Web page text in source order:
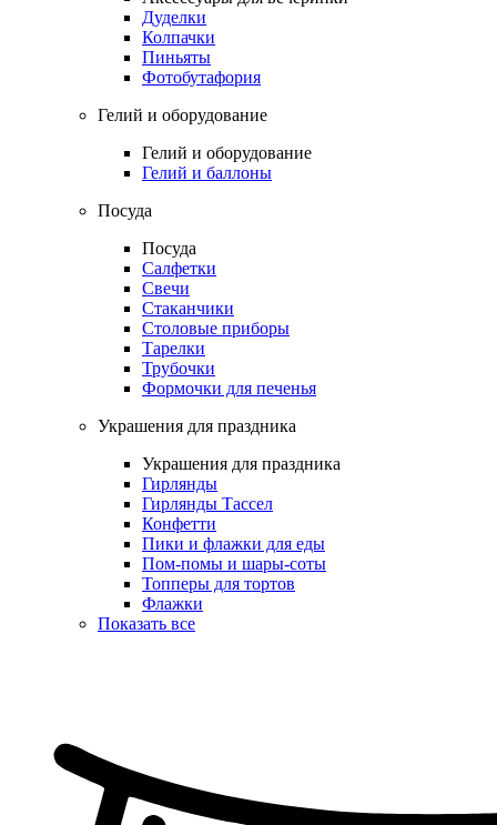
Дуделки
Колпачки
Пиньяты
Фотобутафория
Гелий и оборудование
Гелий и оборудование
Гелий и баллоны
Посуда
Посуда
Салфетки
Свечи
Стаканчики
Столовые приборы
Тарелки
Трубочки
Формочки для печенья
Украшения для праздника
Украшения для праздника
Гирлянды
Гирлянды Тассел
Конфетти
Пики и флажки для еды
Пом-помы и шары-соты
Топперы для тортов
Флажки
Показать все